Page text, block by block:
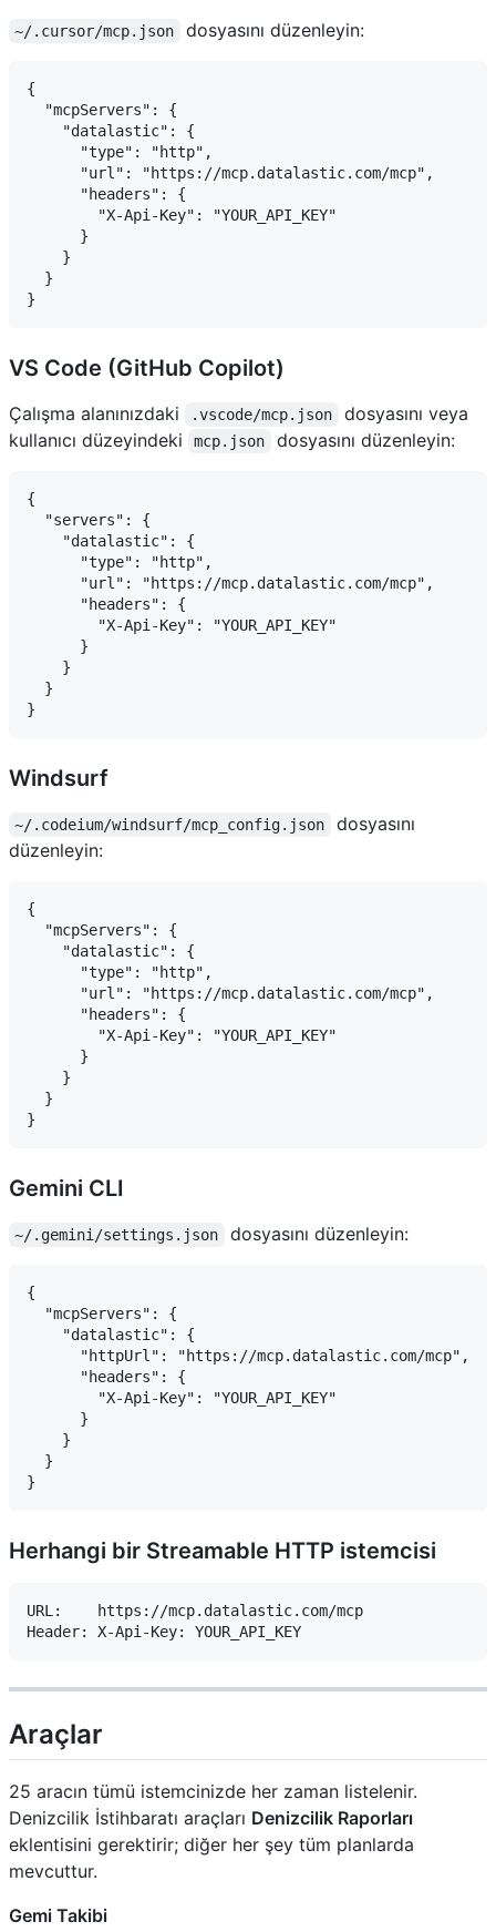
~/.cursor/mcp.json dosyasını düzenleyin:
{
  "mcpServers": {
    "datalastic": {
      "type": "http",
      "url": "https://mcp.datalastic.com/mcp",
      "headers": {
        "X-Api-Key": "YOUR_API_KEY"
      }
    }
  }
VS Code (GitHub Copilot)
Çalışma alanınızdaki .vscode/mcp.json
dosyasını veya
kullanıcı düzeyindeki
mcp.json dosyasını düzenleyin:
{
  "servers": {
    "datalastic": {
      "type": "http",
      "url": "https://mcp.datalastic.com/mcp",
      "headers": {
        "X-Api-Key": "YOUR_API_KEY"
      }
    }
  }
Windsurf
~/.codeium/windsurf/mcp_config.json
dosyasını
düzenleyin:
{
  "mcpServers": {
    "datalastic": {
      "type": "http",
      "url": "https://mcp.datalastic.com/mcp",
      "headers": {
        "X-Api-Key": "YOUR_API_KEY"
      }
    }
  }
Gemini CLI
~/.gemini/settings.json dosyasını düzenleyin:
{
  "mcpServers": {
    "datalastic": {
      "httpUrl": "https://mcp.datalastic.com/mcp",
      "headers": {
        "X-Api-Key": "YOUR_API_KEY"
      }
    }
  }
Herhangi bir Streamable HTTP istemcisi
URL:    https://mcp.datalastic.com/mcp
Araçlar
25 aracın tümü istemcinizde her zaman listelenir.
Denizcilik İstihbaratı araçları Denizcilik Raporları
eklentisini gerektirir; diğer her şey tüm planlarda
mevcuttur.
Gemi Takibi